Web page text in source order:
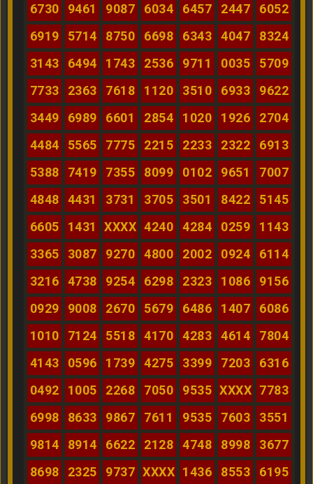
6730
9461 9087 6034 6457 2447
6052
6919
5714 8750 6698 6343 4047
8324
3143
6494 1743 2536 9711 0035
5709
7733
2363 7618 1120 3510 6933
9622
3449
6989 6601 2854 1020 1926
2704
4484
5565 7775 2215 2233 2322
6913
5388
7419 7355 8099 0102 9651
7007
4848
4431 3731 3705 3501 8422
5145
6605
1431 XXXX 4240 4284 0259
1143
3365
3087 9270 4800 2002 0924
6114
3216
4738 9254 6298 2323 1086
9156
0929
9008 2670 5679 6486 1407
6086
1010
7124 5518 4170 4283 4614
7804
4143
0596 1739 4275 3399 7203
6316
0492
1005 2268 7050 9535 XXXX 7783
6998
8633 9867 7611 9535 7603
3551
9814
8914 6622 2128 4748 8998
3677
8698
2325 9737 XXXX 1436 8553 6195